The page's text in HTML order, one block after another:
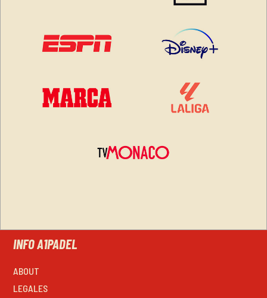
INFO A1PADEL
ABOUT
LEGALES